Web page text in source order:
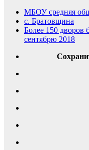
МБОУ средняя
с. Братовщина
Более 150 дворов
сентябрю 2018